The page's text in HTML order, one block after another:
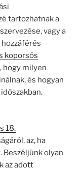
tartozhatnak a
vagy a
koporsós
hogy milyen
és hogyan
18.
az, ha
Beszéljünk olyan
az adott